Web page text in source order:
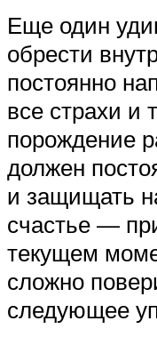
Еще один
обрести
постоянно
все страхи и
порождение
должен
и защищать
счастье —
текущем
сложно
следующее